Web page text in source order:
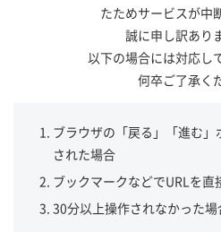
たためサービスが中
誠に申し訳あり
以下の場合には対応し
何卒ご了承く
ブラウザの「戻る」「進む
された場合
ブックマークなどでURLを
30分以上操作されなかった場